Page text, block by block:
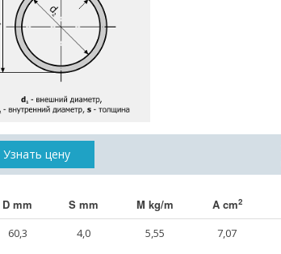
Узнать цену
D mm S mm M kg/m A cm2
60,3 4,0 5,55 7,07